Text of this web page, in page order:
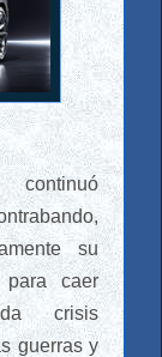
su
caer
crisis
guerras y